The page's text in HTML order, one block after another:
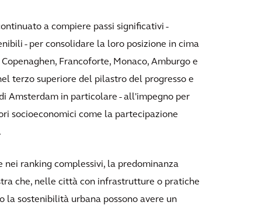
a compiere passi significativi -
- per consolidare la loro posizione in cima
Francoforte, Monaco, Amburgo e
terzo superiore del pilastro del progresso e
Amsterdam in particolare - all'impegno per
socioeconomici come la partecipazione
nei ranking complessivi, la predominanza
che, nelle città con infrastrutture o pratiche
la sostenibilità urbana possono avere un